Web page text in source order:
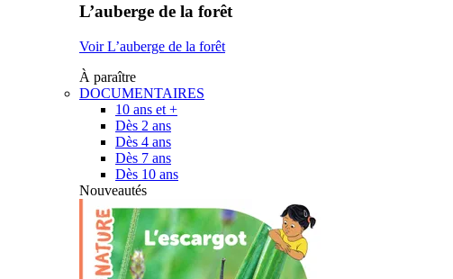
L’auberge de la forêt
Voir L’auberge de la forêt
À paraître
DOCUMENTAIRES
10 ans et +
Dès 2 ans
Dès 4 ans
Dès 7 ans
Dès 10 ans
Nouveautés